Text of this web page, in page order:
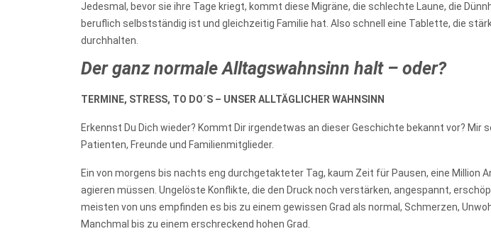
Jedesmal, bevor sie ihre Tage kriegt, kommt diese Migräne, die schlechte Laune, die
beruflich selbstständig ist und gleichzeitig Familie hat. Also schnell eine Tablette, die
durchhalten.
Der ganz normale Alltagswahnsinn halt – oder?
TERMINE, STRESS, TO DO´S – UNSER ALLTÄGLICHER WAHNSINN
Erkennst Du Dich wieder? Kommt Dir irgendetwas an dieser Geschichte bekannt vor?
Patienten, Freunde und Familienmitglieder.
Ein von morgens bis nachts eng durchgetakteter Tag, kaum Zeit für Pausen, eine Million
agieren müssen. Ungelöste Konflikte, die den Druck noch verstärken, angespannt,
meisten von uns empfinden es bis zu einem gewissen Grad als normal, Schmerzen,
Manchmal bis zu einem erschreckend hohen Grad.